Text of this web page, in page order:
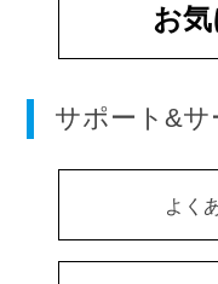
お
サポート&サ
よく